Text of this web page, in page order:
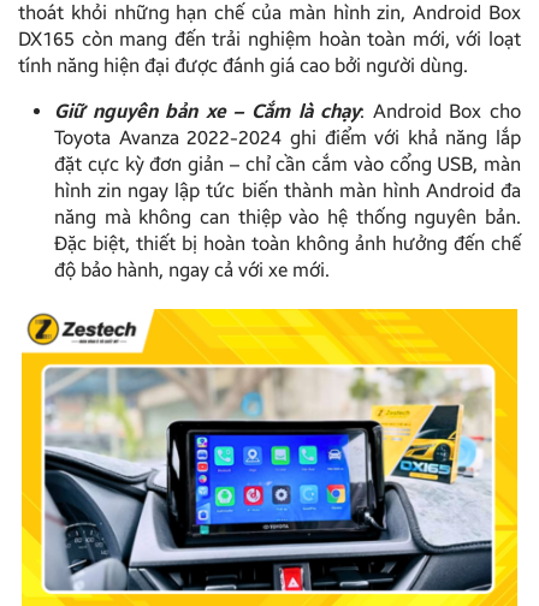
thoát khỏi những hạn chế của màn hình zin, Android Box
DX165 còn mang đến trải nghiệm hoàn toàn mới, với loạt
tính năng hiện đại được đánh giá cao bởi người dùng.
Giữ nguyên bản xe – Cắm là chạy: Android Box cho
Toyota Avanza 2022-2024 ghi điểm với khả năng lắp
đặt cực kỳ đơn giản – chỉ cần cắm vào cổng USB, màn
hình zin ngay lập tức biến thành màn hình Android đa
năng mà không can thiệp vào hệ thống nguyên bản.
Đặc biệt, thiết bị hoàn toàn không ảnh hưởng đến chế
độ bảo hành, ngay cả với xe mới.